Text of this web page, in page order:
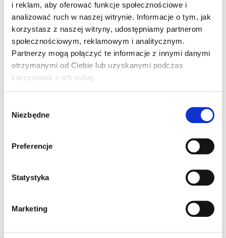
i reklam, aby oferować funkcje społecznościowe i
analizować ruch w naszej witrynie. Informacje o tym, jak
korzystasz z naszej witryny, udostępniamy partnerom
społecznościowym, reklamowym i analitycznym.
Partnerzy mogą połączyć te informacje z innymi danymi
otrzymanymi od Ciebie lub uzyskanymi podczas
korzystania z ich usług.
zgody
Niezbędne
Preferencje
Statystyka
Marketing
CZYTAJ DALEJTUTAJna dev.szkola-jazdy.pl
where can i Buy psilocybin pills online
Pingback:browse this site
Pingback: